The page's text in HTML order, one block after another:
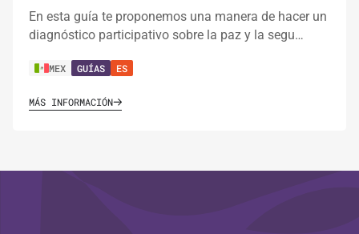
En esta guía te proponemos una manera de hacer un
diagnóstico participativo sobre la paz y la segu…
MEX GUÍAS ES
MÁS INFORMACIÓN